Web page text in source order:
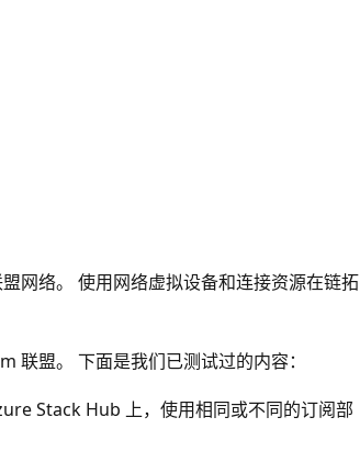
网络。 使用网络虚拟设备和连接资源在链拓
联盟。 下面是我们已测试过的内容：
Stack Hub 上，使用相同或不同的订阅部